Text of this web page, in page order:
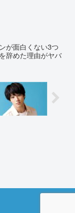
が面白くない3つ
辞めた理由がヤバ